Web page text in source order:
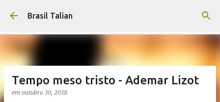
Pular para o conteúdo principal
Brasil Talian
Tempo meso tristo - Ademar Lizot
em outubro 30, 2018